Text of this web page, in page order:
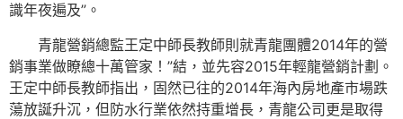
識年夜遍及”。
青龍營銷總監王定中師長教師則就青龍團體2014年的營
銷事業做瞭總十萬管家！”結，並先容2015年輕龍營銷計劃。
王定中師長教師指出，固然已往的2014年海內房地產市場跌
蕩放誕升沉，但防水行業依然持重增長，青龍公司更是取得